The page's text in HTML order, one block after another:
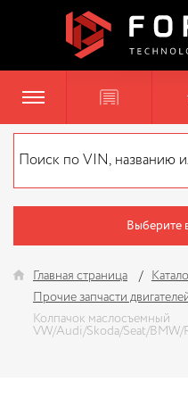
Выберите
Главная страница
Прочие запчасти
Колпачок маслосъемный
VW/Audi/Skoda/Seat/BMW/